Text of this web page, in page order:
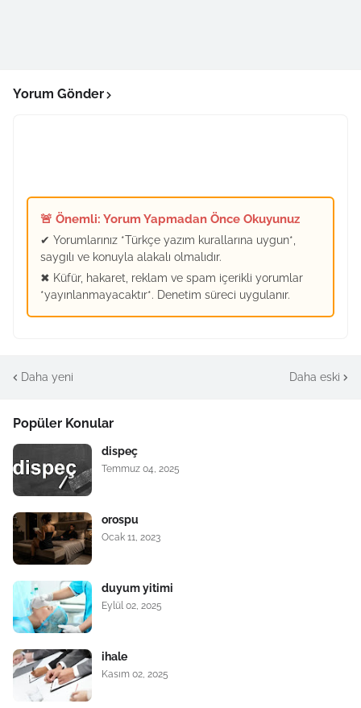
Yorum Gönder
🚨 Önemli: Yorum Yapmadan Önce Okuyunuz
✔ Yorumlarınız *Türkçe yazım kurallarına uygun*,
saygılı ve konuyla alakalı olmalıdır.
✖ Küfür, hakaret, reklam ve spam içerikli yorumlar
*yayınlanmayacaktır*. Denetim süreci uygulanır.
Daha yeni Daha eski
Popüler Konular
dispeç
Temmuz 04, 2025
orospu
Ocak 11, 2023
duyum yitimi
Eylül 02, 2025
ihale
Kasım 02, 2025